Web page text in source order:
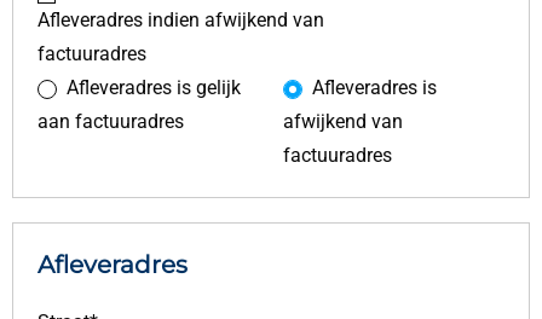
Afleveradres indien afwijkend van
factuuradres
Afleveradres is gelijk
aan factuuradres
Afleveradres is
afwijkend van
factuuradres
Afleveradres